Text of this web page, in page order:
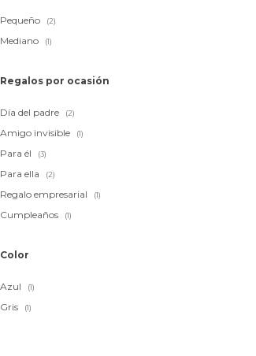
Pequeño (2)
Mediano (1)
Regalos por ocasión
Día del padre (2)
Amigo invisible (1)
Para él (3)
Para ella (2)
Regalo empresarial (1)
Cumpleaños (1)
Color
Azul (1)
Gris (1)